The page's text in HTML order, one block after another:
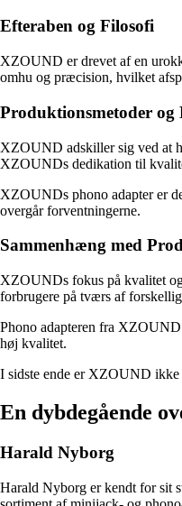
Efteraben og Filosofi
XZOUND er drevet af en
omhu og præcision, hvilket
Produktionsmetoder og
XZOUND adskiller sig ved at
XZOUNDs dedikation til
XZOUNDs phono adapter er
overgår forventningerne.
Sammenhæng med
XZOUNDs fokus på kvalitet
forbrugere på tværs af
Phono adapteren fra XZOUND
høj kvalitet.
I sidste ende er XZOUND ikke
En dybdegående
Harald Nyborg
Harald Nyborg er kendt for sit